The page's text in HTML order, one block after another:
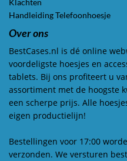
Klachten
Handleiding Telefoonhoesje
Over ons
BestCases.nl is dé online
voordeligste hoesjes en
tablets. Bij ons profiteert u
assortiment met de hoogste
een scherpe prijs. Alle
eigen productielijn!
Bestellingen voor 17:00
verzonden. We versturen